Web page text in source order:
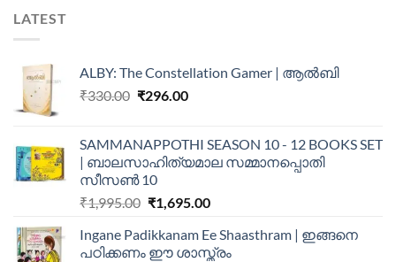
LATEST
ALBY: The Constellation Gamer | ആൽബി
₹330.00 ₹296.00
SAMMANAPPOTHI SEASON 10 - 12 BOOKS SET
| ബാലസാഹിത്യമാല സമ്മാനപ്പൊതി
സീസൺ 10
₹1,995.00 ₹1,695.00
Ingane Padikkanam Ee Shaasthram | ഇങ്ങനെ
പഠിക്കണം ഈ ശാസ്ത്രം